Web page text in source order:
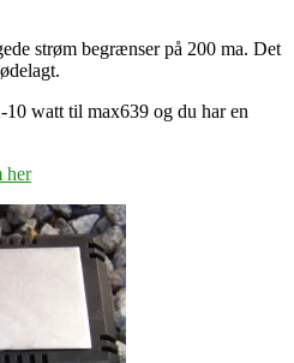
strøm begrænser på 200 ma. Det
watt til max639 og du har en
her